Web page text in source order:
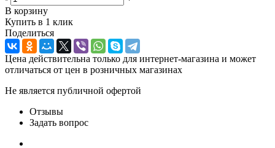
В корзину
Купить в 1 клик
Поделиться
Цена действительна только для интернет-магазина и может
отличаться от цен в розничных магазинах
Не является публичной офертой
Отзывы
Задать вопрос